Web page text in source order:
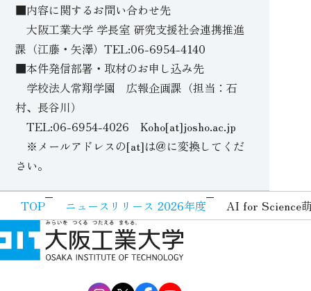
■内容に関するお問い合わせ先
大阪工業大学 学長室 研究支援社会連携推進
課（江藤・矢澤）TEL:06-6954-4140
■本件発信部署・取材のお申し込み先
学校法人常翔学園 広報企画課（担当：石
村、長谷川）
TEL:06-6954-4026 Koho[at]josho.ac.jp
※メールアドレスの[at]は＠に変換してくだ
さい。
TOP ニュースリリース 2026年度 AI for Science